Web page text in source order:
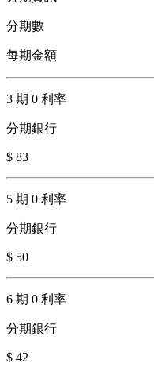
分期數
每期金額
3 期 0 利率
分期銀行
$ 83
5 期 0 利率
分期銀行
$ 50
6 期 0 利率
分期銀行
$ 42